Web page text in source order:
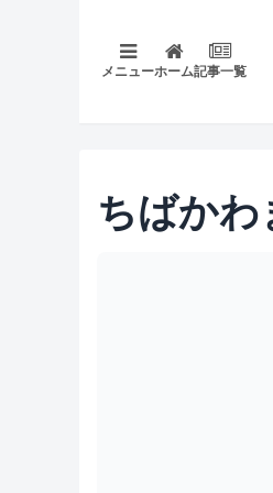
メニューホーム記事一覧
ちばかわ